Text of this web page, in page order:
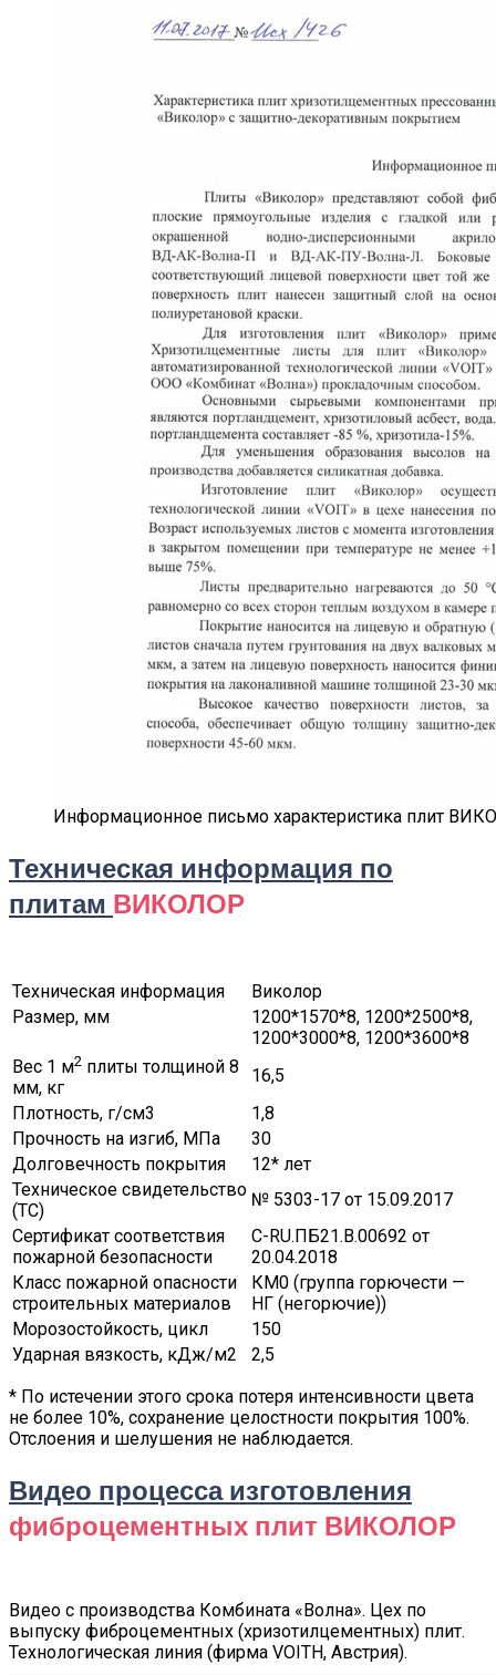
Информационное письмо характеристика плит
Техническая информация по
плитам ВИКОЛОР
Техническая информация
Виколор
Размер, мм
1200*1570*8, 1200*2500*8,
1200*3000*8, 1200*3600*8
Вес 1 м2 плиты толщиной 8
мм, кг
16,5
Плотность, г/см3
1,8
Прочность на изгиб, МПа
30
Долговечность покрытия
12* лет
Техническое свидетельство
(ТС)
№ 5303-17 от 15.09.2017
Сертификат соответствия
пожарной безопасности
C-RU.ПБ21.В.00692 от
20.04.2018
Класс пожарной опасности
строительных материалов
КМ0 (группа горючести —
НГ (негорючие))
Морозостойкость, цикл
150
Ударная вязкость, кДж/м2
2,5
* По истечении этого срока потеря интенсивности цвета
не более 10%, сохранение целостности покрытия 100%.
Отслоения и шелушения не наблюдается.
Видео процесса изготовления
фиброцементных плит ВИКОЛОР
Видео с производства Комбината «Волна». Цех по
выпуску фиброцементных (хризотилцементных) плит.
Технологическая линия (фирма VOITH, Австрия).